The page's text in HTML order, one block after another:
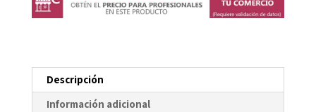
Descripción
Información adicional